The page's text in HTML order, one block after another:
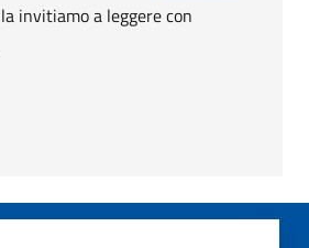
invitiamo a leggere con